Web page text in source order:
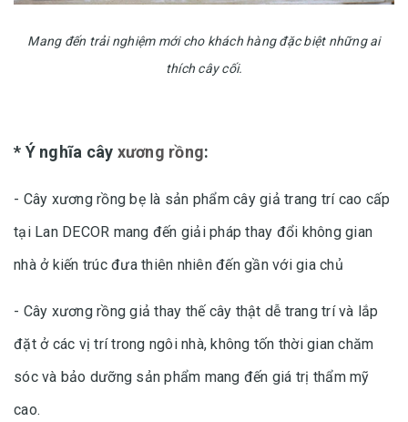
Mang đến trải nghiệm mới cho khách hàng đặc biệt những ai
thích cây cối.
* Ý nghĩa cây xương rồng:
- Cây xương rồng bẹ là sản phẩm cây giả trang trí cao cấp
tại Lan DECOR mang đến giải pháp thay đổi không gian
nhà ở kiến trúc đưa thiên nhiên đến gần với gia chủ
- Cây xương rồng giả thay thế cây thật dễ trang trí và lắp
đặt ở các vị trí trong ngôi nhà, không tốn thời gian chăm
sóc và bảo dưỡng sản phẩm mang đến giá trị thẩm mỹ
cao.